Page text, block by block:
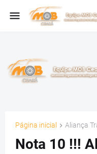
Página inicial Aliança
Nota 10 !!!